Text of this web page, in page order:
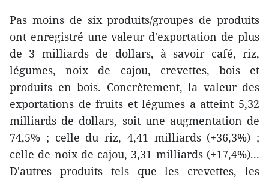
Pas moins de six produits/groupes de produits
ont enregistré une valeur d'exportation de plus
de 3 milliards de dollars, à savoir café, riz,
légumes, noix de cajou, crevettes, bois et
produits en bois. Concrètement, la valeur des
exportations de fruits et légumes a atteint 5,32
milliards de dollars, soit une augmentation de
74,5% ; celle du riz, 4,41 milliards (+36,3%) ;
celle de noix de cajou, 3,31 milliards (+17,4%)...
D'autres produits tels que les crevettes, les